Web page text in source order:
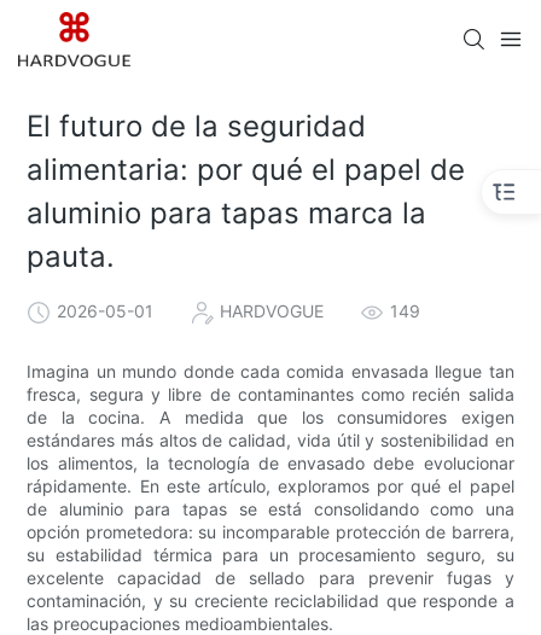
El futuro de la seguridad
alimentaria: por qué el papel de
aluminio para tapas marca la
pauta.
2026-05-01 HARDVOGUE 149
Imagina un mundo donde cada comida envasada llegue tan
fresca, segura y libre de contaminantes como recién salida
de la cocina. A medida que los consumidores exigen
estándares más altos de calidad, vida útil y sostenibilidad en
los alimentos, la tecnología de envasado debe evolucionar
rápidamente. En este artículo, exploramos por qué el papel
de aluminio para tapas se está consolidando como una
opción prometedora: su incomparable protección de barrera,
su estabilidad térmica para un procesamiento seguro, su
excelente capacidad de sellado para prevenir fugas y
contaminación, y su creciente reciclabilidad que responde a
las preocupaciones medioambientales.